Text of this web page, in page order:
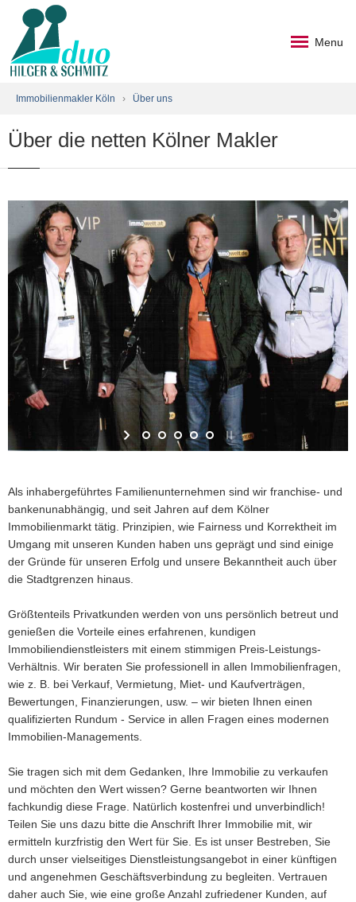
Menu
Immobilienmakler Köln › Über uns
Über die netten Kölner Makler
Als inhabergeführtes Familienunternehmen sind wir franchise- und
bankenunabhängig, und seit Jahren auf dem Kölner
Immobilienmarkt tätig. Prinzipien, wie Fairness und Korrektheit im
Umgang mit unseren Kunden haben uns geprägt und sind einige
der Gründe für unseren Erfolg und unsere Bekanntheit auch über
die Stadtgrenzen hinaus.
Größtenteils Privatkunden werden von uns persönlich betreut und
genießen die Vorteile eines erfahrenen, kundigen
Immobiliendienstleisters mit einem stimmigen Preis-Leistungs-
Verhältnis. Wir beraten Sie professionell in allen Immobilienfragen,
wie z. B. bei Verkauf, Vermietung, Miet- und Kaufverträgen,
Bewertungen, Finanzierungen, usw. – wir bieten Ihnen einen
qualifizierten Rundum - Service in allen Fragen eines modernen
Immobilien-Managements.
Sie tragen sich mit dem Gedanken, Ihre Immobilie zu verkaufen
und möchten den Wert wissen? Gerne beantworten wir Ihnen
fachkundig diese Frage. Natürlich kostenfrei und unverbindlich!
Teilen Sie uns dazu bitte die Anschrift Ihrer Immobilie mit, wir
ermitteln kurzfristig den Wert für Sie. Es ist unser Bestreben, Sie
durch unser vielseitiges Dienstleistungsangebot in einer künftigen
und angenehmen Geschäftsverbindung zu begleiten. Vertrauen
daher auch Sie, wie eine große Anzahl zufriedener Kunden, auf